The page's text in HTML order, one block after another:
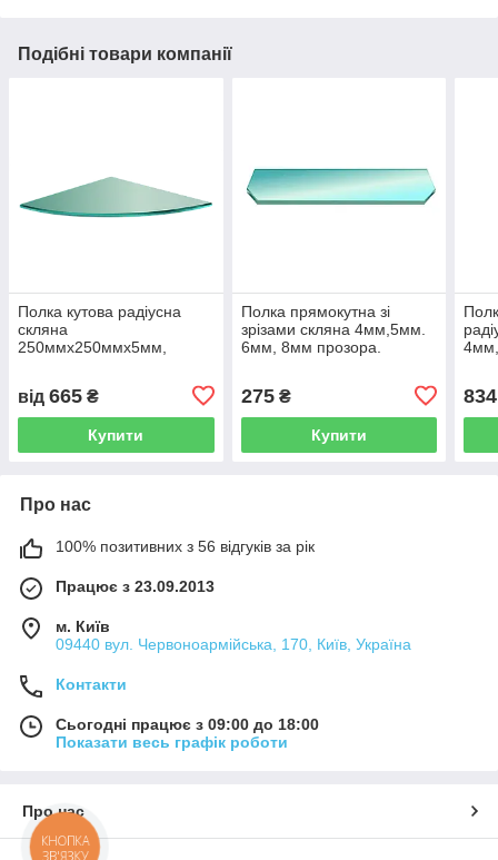
Подібні товари компанії
Полка кутова радіусна
скляна
250ммх250ммх5мм,
від 665 ₴
Купити
Полка прямокутна зі
зрізами скляна 4мм,5мм.
6мм, 8мм прозора.
275₴
Купити
834
Про нас
100% позитивних з 56 відгуків за рік
Працює з 23.09.2013
м. Київ
09440 вул. Червоноармійська, 170, Київ, Україна
Контакти
Сьогодні працює з 09:00 до 18:00
Показати весь графік роботи
Про нас
КНОПКА
ЗВ'ЯЗКУ